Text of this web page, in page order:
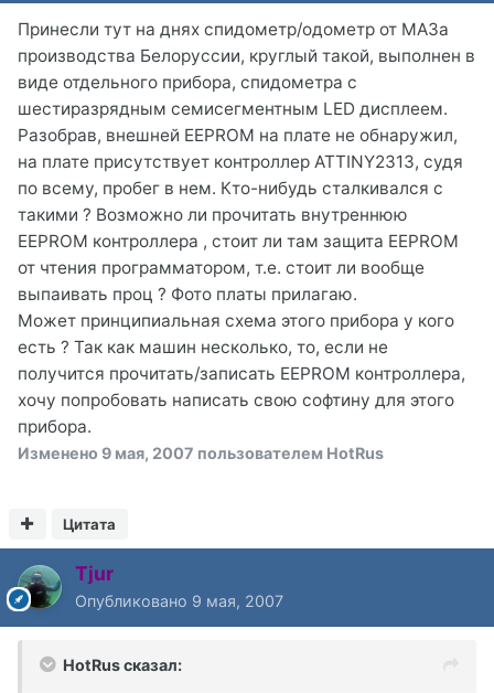
Принесли тут на днях спидометр/одометр от МАЗа
производства Белоруссии, круглый такой, выполнен в
виде отдельного прибора, спидометра с
шестиразрядным семисегментным LED дисплеем.
Разобрав, внешней EEPROM на плате не обнаружил,
на плате присутствует контроллер ATTINY2313, судя
по всему, пробег в нем. Кто-нибудь сталкивался с
такими ? Возможно ли прочитать внутреннюю
EEPROM контроллера , стоит ли там защита EEPROM
от чтения программатором, т.е. стоит ли вообще
выпаивать проц ? Фото платы прилагаю.
Может принципиальная схема этого прибора у кого
есть ? Так как машин несколько, то, если не
получится прочитать/записать EEPROM контроллера,
хочу попробовать написать свою софтину для этого
прибора.
Изменено 9 мая, 2007 пользователем HotRus
Цитата
Tjur
Опубликовано 9 мая, 2007
HotRus сказал: